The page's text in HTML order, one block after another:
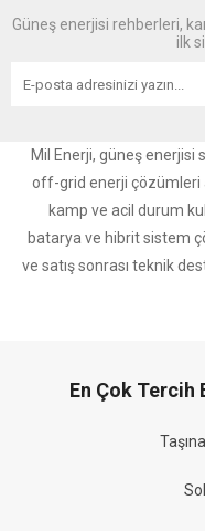
Güneş enerjisi rehberleri,
ilk
Mil Enerji, güneş enerjisi
off-grid enerji çözümleri
kamp ve acil durum
batarya ve hibrit sistem
ve satış sonrası teknik
En Çok Tercih